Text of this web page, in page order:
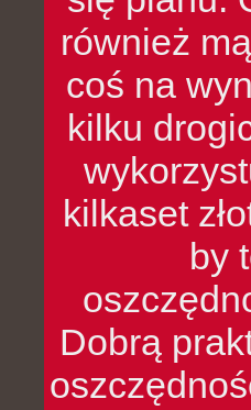
również
coś na
kilku
kilkaset
by
Dobrą